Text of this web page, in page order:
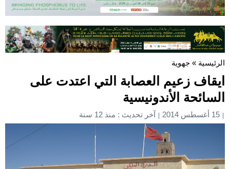
الرئيسية » جهوية
ايقاف زعيم العصابة التي اعتدت على
السائحة الأندونيسية
15 أغسطس 2014 آخر تحديث : منذ 12 سنة